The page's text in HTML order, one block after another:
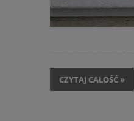
CZYTAJ CAŁOŚĆ »